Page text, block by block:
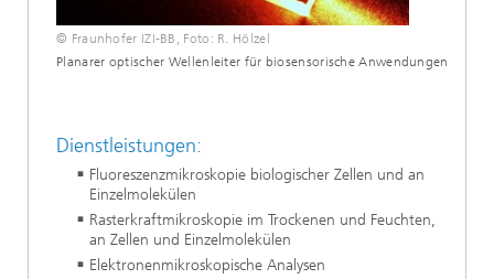
© Fraunhofer IZI-BB, Foto: R. Hölzel
Planarer optischer Wellenleiter für biosensorische Anwendungen
Dienstleistungen:
Fluoreszenzmikroskopie biologischer Zellen und an
Einzelmolekülen
Rasterkraftmikroskopie im Trockenen und Feuchten,
an Zellen und Einzelmolekülen
Elektronenmikroskopische Analysen